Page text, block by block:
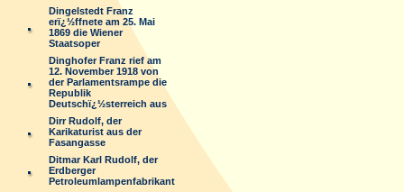
Dingelstedt Franz
erï¿½ffnete am 25. Mai
1869 die Wiener
Staatsoper
Dinghofer Franz rief am
12. November 1918 von
der Parlamentsrampe die
Republik
Deutschï¿½sterreich aus
Dirr Rudolf, der
Karikaturist aus der
Fasangasse
Ditmar Karl Rudolf, der
Erdberger
Petroleumlampenfabrikant